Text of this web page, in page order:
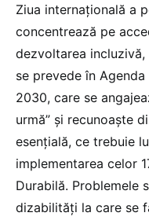
Ziua internaţională a
concentrează pe
dezvoltarea
se prevede în
2030, care se
urmă” şi recunoaşte
esenţială, ce trebuie
implementarea celor
Durabilă. Problemele
dizabilităţi la care se